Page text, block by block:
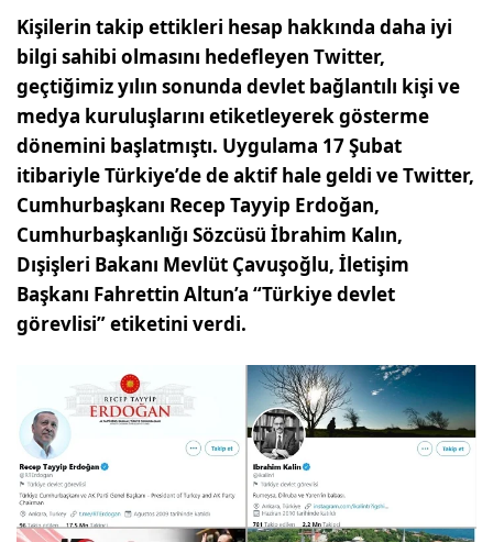
Kişilerin takip ettikleri hesap hakkında daha iyi
bilgi sahibi olmasını hedefleyen Twitter,
geçtiğimiz yılın sonunda devlet bağlantılı kişi ve
medya kuruluşlarını etiketleyerek gösterme
dönemini başlatmıştı. Uygulama 17 Şubat
itibariyle Türkiye’de de aktif hale geldi ve Twitter,
Cumhurbaşkanı Recep Tayyip Erdoğan,
Cumhurbaşkanlığı Sözcüsü İbrahim Kalın,
Dışişleri Bakanı Mevlüt Çavuşoğlu, İletişim
Başkanı Fahrettin Altun’a “Türkiye devlet
görevlisi” etiketini verdi.